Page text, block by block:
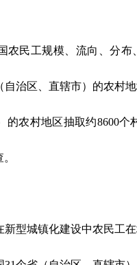
农民工规模、流向、分
自治区、直辖市）的农村
的农村地区抽取约8600
型城镇化建设中农民工